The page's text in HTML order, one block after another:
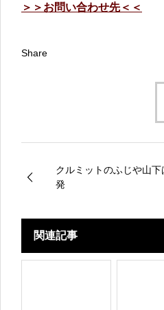
＞＞お問い合わせ先＜＜
Share
クルミットのふじや山下
発
関連記事